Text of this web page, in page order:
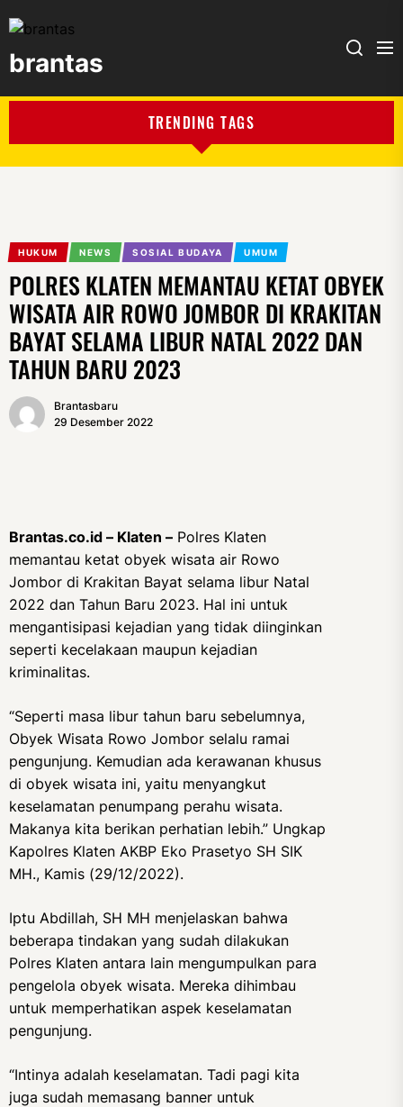
brantas
TRENDING TAGS
HUKUM NEWS SOSIAL BUDAYA UMUM
POLRES KLATEN MEMANTAU KETAT OBYEK
WISATA AIR ROWO JOMBOR DI KRAKITAN
BAYAT SELAMA LIBUR NATAL 2022 DAN
TAHUN BARU 2023
Brantasbaru
29 Desember 2022
Brantas.co.id – Klaten – Polres Klaten
memantau ketat obyek wisata air Rowo
Jombor di Krakitan Bayat selama libur Natal
2022 dan Tahun Baru 2023. Hal ini untuk
mengantisipasi kejadian yang tidak diinginkan
seperti kecelakaan maupun kejadian
kriminalitas.
“Seperti masa libur tahun baru sebelumnya,
Obyek Wisata Rowo Jombor selalu ramai
pengunjung. Kemudian ada kerawanan khusus
di obyek wisata ini, yaitu menyangkut
keselamatan penumpang perahu wisata.
Makanya kita berikan perhatian lebih.” Ungkap
Kapolres Klaten AKBP Eko Prasetyo SH SIK
MH., Kamis (29/12/2022).
Iptu Abdillah, SH MH menjelaskan bahwa
beberapa tindakan yang sudah dilakukan
Polres Klaten antara lain mengumpulkan para
pengelola obyek wisata. Mereka dihimbau
untuk memperhatikan aspek keselamatan
pengunjung.
“Intinya adalah keselamatan. Tadi pagi kita
juga sudah memasang banner untuk